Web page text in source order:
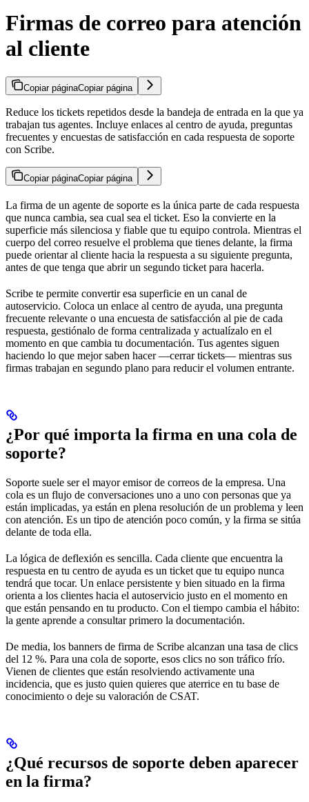
Firmas de correo para atención
al cliente
Copiar páginaCopiar página
Reduce los tickets repetidos desde la bandeja de entrada en la que ya
trabajan tus agentes. Incluye enlaces al centro de ayuda, preguntas
frecuentes y encuestas de satisfacción en cada respuesta de soporte
con Scribe.
Copiar páginaCopiar página
La firma de un agente de soporte es la única parte de cada respuesta
que nunca cambia, sea cual sea el ticket. Eso la convierte en la
superficie más silenciosa y fiable que tu equipo controla. Mientras el
cuerpo del correo resuelve el problema que tienes delante, la firma
puede orientar al cliente hacia la respuesta a su siguiente pregunta,
antes de que tenga que abrir un segundo ticket para hacerla.
Scribe te permite convertir esa superficie en un canal de
autoservicio. Coloca un enlace al centro de ayuda, una pregunta
frecuente relevante o una encuesta de satisfacción al pie de cada
respuesta, gestiónalo de forma centralizada y actualízalo en el
momento en que cambia tu documentación. Tus agentes siguen
haciendo lo que mejor saben hacer —cerrar tickets— mientras sus
firmas trabajan en segundo plano para reducir el volumen entrante.
¿Por qué importa la firma en una cola de
soporte?
Soporte suele ser el mayor emisor de correos de la empresa. Una
cola es un flujo de conversaciones uno a uno con personas que ya
están implicadas, ya están en plena resolución de un problema y leen
con atención. Es un tipo de atención poco común, y la firma se sitúa
delante de toda ella.
La lógica de deflexión es sencilla. Cada cliente que encuentra la
respuesta en tu centro de ayuda es un ticket que tu equipo nunca
tendrá que tocar. Un enlace persistente y bien situado en la firma
orienta a los clientes hacia el autoservicio justo en el momento en
que están pensando en tu producto. Con el tiempo cambia el hábito:
la gente aprende a consultar primero la documentación.
De media, los banners de firma de Scribe alcanzan una tasa de clics
del 12 %. Para una cola de soporte, esos clics no son tráfico frío.
Vienen de clientes que están resolviendo activamente una
incidencia, que es justo quien quieres que aterrice en tu base de
conocimiento o deje su valoración de CSAT.
¿Qué recursos de soporte deben aparecer
en la firma?